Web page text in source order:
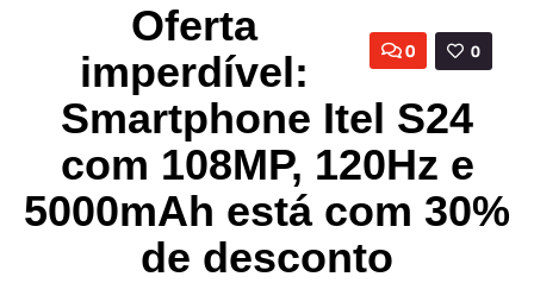
0
0
Oferta
imperdível:
Smartphone Itel S24
com 108MP, 120Hz e
5000mAh está com 30%
de desconto